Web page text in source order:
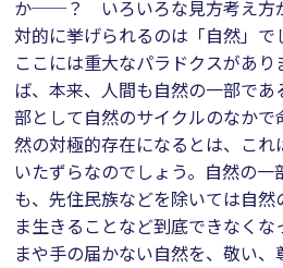
か──？ いろいろな見方考え方
対的に挙げられるのは「自然」
ここには重大なパラドクスがあ
ば、本来、人間も自然の一部で
部として自然のサイクルのなか
然の対極的存在になるとは、こ
いたずらなのでしょう。自然の
も、先住民族などを除いては自
ま生きることなど到底できなく
まや手の届かない自然を、敬い